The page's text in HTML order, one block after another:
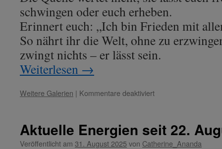
schwingen oder euch erheben.
Erinnert euch: „Ich bin Frieden mit
So nährt ihr die Welt, ohne zu
zwingt nichts – er lässt sein.
Weiterlesen →
Weitere Galerien | Kommentare deaktiviertfür
Thema:
„Einklang
Aktuelle Energien seit 22.
Veröffentlicht am 31. August 2025 von Catherine_Ananda